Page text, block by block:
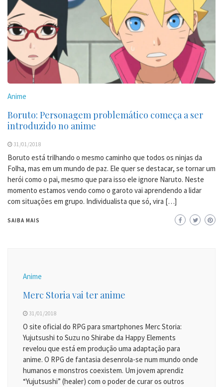
Anime
Boruto: Personagem problemático começa a ser
introduzido no anime
31/01/2018
Boruto está trilhando o mesmo caminho que todos os ninjas da
Folha, mas em um mundo de paz. Ele quer se destacar, se tornar um
herói como o pai, mesmo que para isso ele ignore Naruto. Neste
momento estamos vendo como o garoto vai aprendendo a lidar
com situações em grupo. Individualista que só, vira […]
SAIBA MAIS
Anime
Merc Storia vai ter anime
31/01/2018
O site oficial do RPG para smartphones Merc Storia:
Yujutsushi to Suzu no Shirabe da Happy Elements
revelou que está em produção uma adaptação para
anime. O RPG de fantasia desenrola-se num mundo onde
humanos e monstros coexistem. Um jovem aprendiz
“Yujutsushi” (healer) com o poder de curar os outros